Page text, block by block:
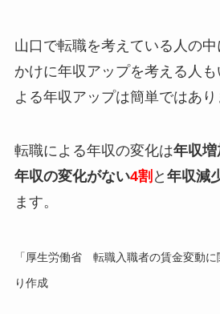
山口で転職を考えている人の
かけに年収アップを考える人
よる年収アップは簡単ではあり
転職による年収の変化は年収増
年収の変化がない4割 と 年収減
ます。
「厚生労働省 転職入職者の賃金変動に
り作成